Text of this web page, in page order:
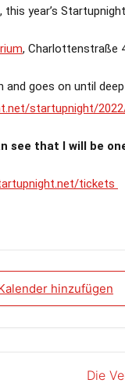
this year’s
, Charlottenstraße
goes on until
startupnight/
see that I will be
tickets
hinzufügen
Die